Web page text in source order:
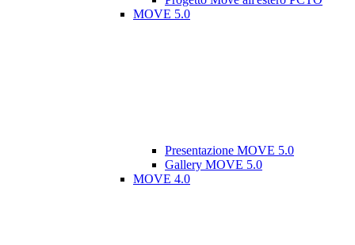
MOVE 5.0
Presentazione MOVE 5.0
Gallery MOVE 5.0
MOVE 4.0